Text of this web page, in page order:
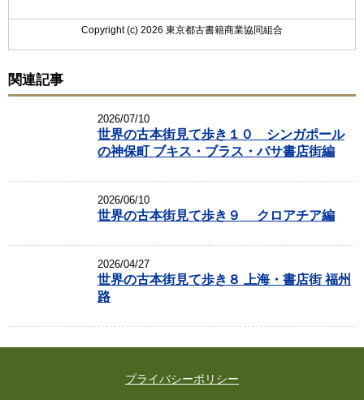
Copyright (c) 2026 東京都古書籍商業協同組合
関連記事
2026/07/10
世界の古本街見て歩き１０ シンガポール
の神保町 ブキス・ブラス・バサ書店街編
2026/06/10
世界の古本街見て歩き９ クロアチア編
2026/04/27
世界の古本街見て歩き８ 上海・書店街 福州
路
プライバシーポリシー